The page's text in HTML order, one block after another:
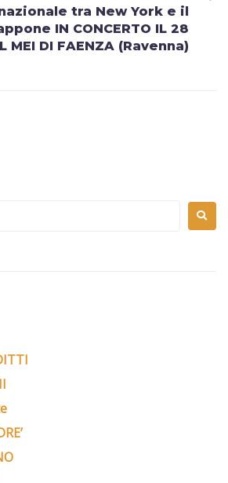
tra New York e il
IN CONCERTO IL 28
MEI DI FAENZA (Ravenna)